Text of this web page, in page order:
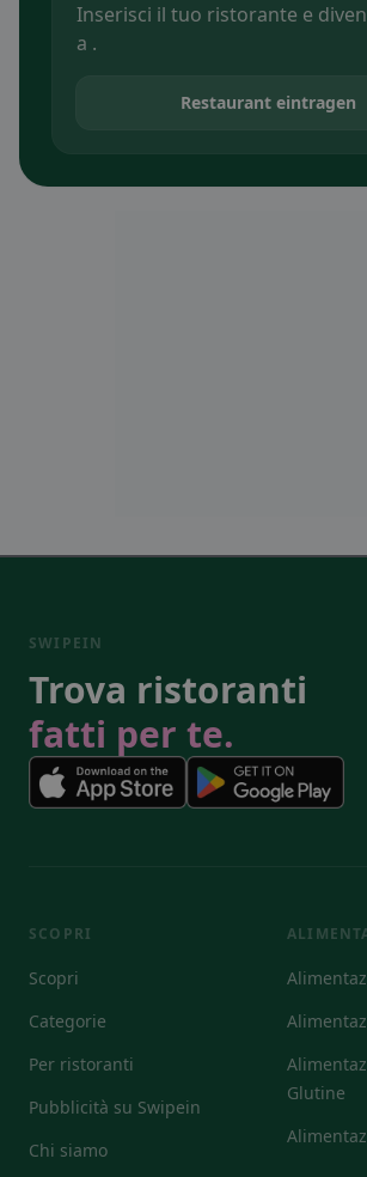
Inserisci il tuo ristorante e
a .
Restaurant eintragen
SWIPEIN
Trova ristoranti
fatti per te.
SCOPRI
Scopri
Categorie
Per ristoranti
Pubblicità su Swipein
Chi siamo
Glutine